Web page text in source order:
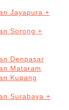
Jayapura +
Sorong +
Denpasar
Mataram
Kupang
Surabaya +